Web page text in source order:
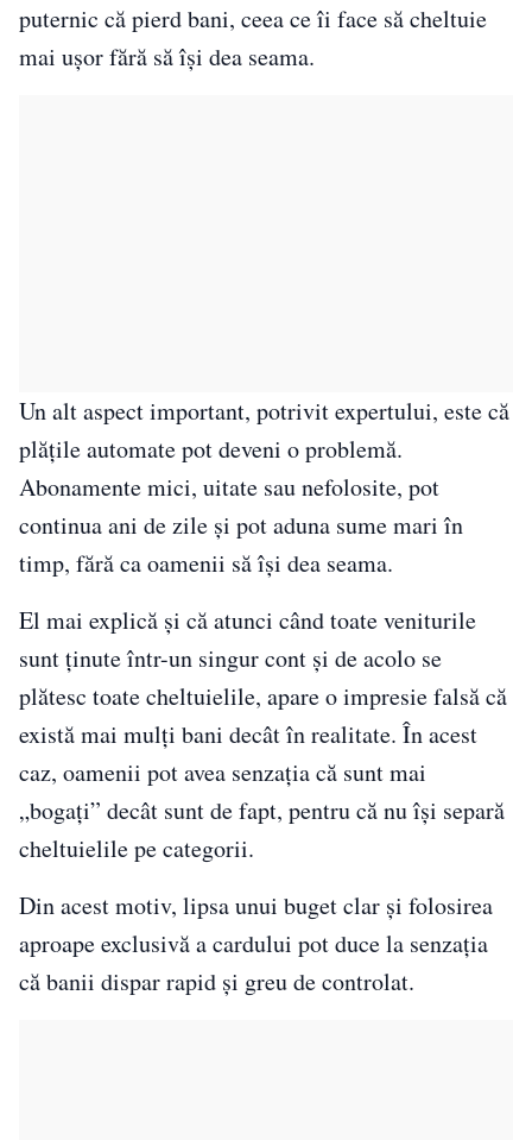
puternic că pierd bani, ceea ce îi face să cheltuie
mai ușor fără să își dea seama.
Un alt aspect important, potrivit expertului, este că
plățile automate pot deveni o problemă.
Abonamente mici, uitate sau nefolosite, pot
continua ani de zile și pot aduna sume mari în
timp, fără ca oamenii să își dea seama.
El mai explică și că atunci când toate veniturile
sunt ținute într-un singur cont și de acolo se
plătesc toate cheltuielile, apare o impresie falsă că
există mai mulți bani decât în realitate. În acest
caz, oamenii pot avea senzația că sunt mai
„bogați” decât sunt de fapt, pentru că nu își separă
cheltuielile pe categorii.
Din acest motiv, lipsa unui buget clar și folosirea
aproape exclusivă a cardului pot duce la senzația
că banii dispar rapid și greu de controlat.